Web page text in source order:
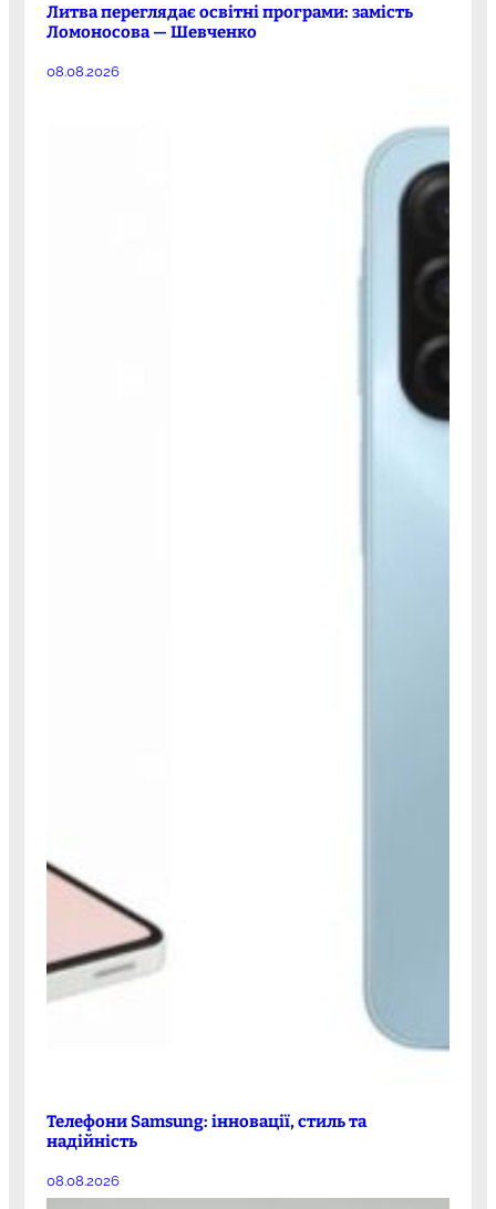
Литва переглядає освітні програми: замість
Ломоносова — Шевченко
08.08.2026
Телефони Samsung: інновації, стиль та
надійність
08.08.2026